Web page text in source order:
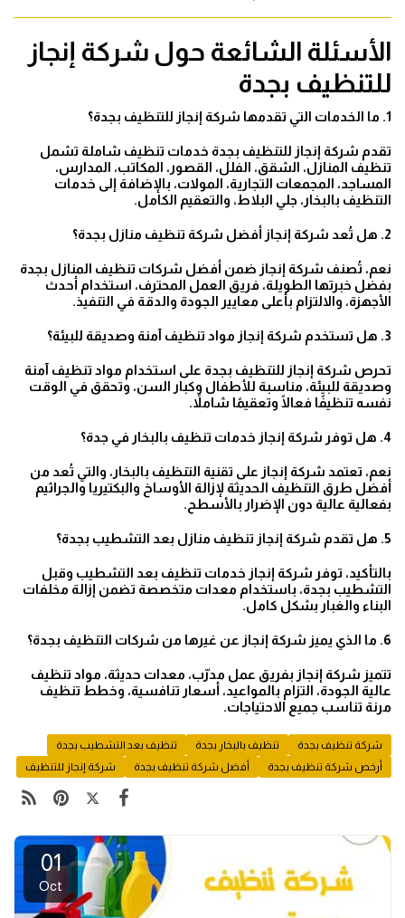
الأسئلة الشائعة حول شركة إنجاز
للتنظيف بجدة
1. ما الخدمات التي تقدمها شركة إنجاز للتنظيف بجدة؟
تقدم شركة إنجاز للتنظيف بجدة خدمات تنظيف شاملة تشمل
تنظيف المنازل، الشقق، الفلل، القصور، المكاتب، المدارس،
المساجد، المجمعات التجارية، المولات، بالإضافة إلى خدمات
التنظيف بالبخار، جلي البلاط، والتعقيم الكامل.
2. هل تُعد شركة إنجاز أفضل شركة تنظيف منازل بجدة؟
نعم، تُصنف شركة إنجاز ضمن أفضل شركات تنظيف المنازل بجدة
بفضل خبرتها الطويلة، فريق العمل المحترف، استخدام أحدث
الأجهزة، والالتزام بأعلى معايير الجودة والدقة في التنفيذ.
3. هل تستخدم شركة إنجاز مواد تنظيف آمنة وصديقة للبيئة؟
تحرص شركة إنجاز للتنظيف بجدة على استخدام مواد تنظيف آمنة
وصديقة للبيئة، مناسبة للأطفال وكبار السن، وتحقق في الوقت
نفسه تنظيفًا فعالًا وتعقيمًا شاملاً.
4. هل توفر شركة إنجاز خدمات تنظيف بالبخار في جدة؟
نعم، تعتمد شركة إنجاز على تقنية التنظيف بالبخار، والتي تُعد من
أفضل طرق التنظيف الحديثة لإزالة الأوساخ والبكتيريا والجراثيم
بفعالية عالية دون الإضرار بالأسطح.
5. هل تقدم شركة إنجاز تنظيف منازل بعد التشطيب بجدة؟
بالتأكيد، توفر شركة إنجاز خدمات تنظيف بعد التشطيب وقبل
التشطيب بجدة، باستخدام معدات متخصصة تضمن إزالة مخلفات
البناء والغبار بشكل كامل.
6. ما الذي يميز شركة إنجاز عن غيرها من شركات التنظيف بجدة؟
تتميز شركة إنجاز بفريق عمل مدرّب، معدات حديثة، مواد تنظيف
عالية الجودة، التزام بالمواعيد، أسعار تنافسية، وخطط تنظيف
مرنة تناسب جميع الاحتياجات.
شركة تنظيف بجدة تنظيف بالبخار بجدة
تنظيف بعد التشطيب بجدة
أرخص شركة تنظيف بجدة
أفضل شركة تنظيف بجدة شركة إنجاز للتنظيف
01
Oct